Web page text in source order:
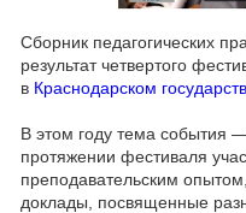
Сборник педагогических
результат четвертого
в Краснодарском
В этом году тема события
протяжении фестиваля
преподавательским
доклады, посвященные